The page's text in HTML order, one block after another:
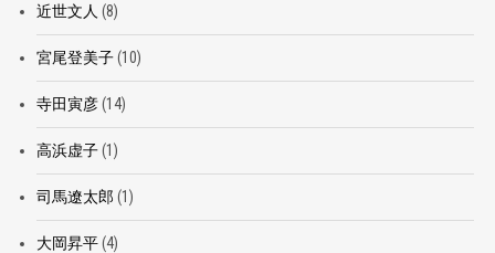
近世文人 (8)
宮尾登美子(10)
寺田寅彦(14)
高浜虚子(1)
司馬遼太郎 (1)
大岡昇平(4)